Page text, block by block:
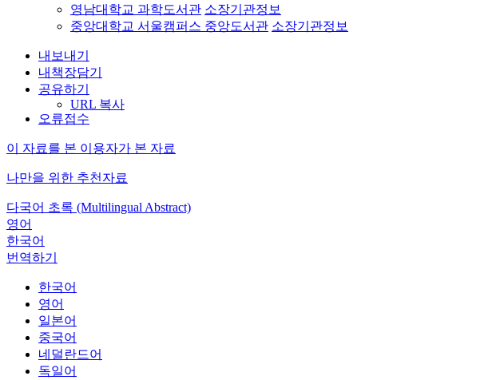
영남대학교 과학도서관 소장기관정보
중앙대학교 서울캠퍼스 중앙도서관 소장기관정보
내보내기
내책장담기
공유하기
URL 복사
오류접수
이 자료를 본 이용자가 본 자료
나만을 위한 추천자료
다국어 초록 (Multilingual Abstract)
영어
한국어
번역하기
한국어
영어
일본어
중국어
네덜란드어
독일어